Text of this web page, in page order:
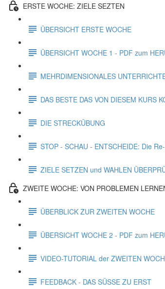
ERSTE WOCHE: ZIELE SEZTEN
ÜBERSICHT ERSTE WOCHE
ÜBERSICHT WOCHE 1 - PDF zum
MEHRDIMENSIONALES
DAS BESTE DAS VON DIESEM KURS
DIE STRECKÜBUNG
STOP - SCHAU - ENTSCHEIDE: Die
ZIELE SETZEN und WAHLEN
ZWEITE WOCHE: VON PROBLEMEN
ÜBERBLICK ZUR ZWEITEN WOCHE
ÜBERSICHT WOCHE 2 - PDF zum
VIDEO-TUTORIAL der ZWEITEN
FEEDBACK - DAS SÜSSE ZU ERST